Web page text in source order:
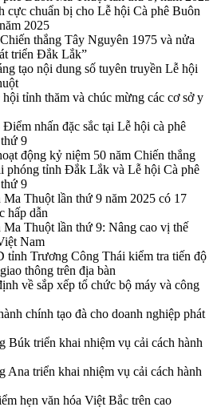
chuẩn bị cho Lễ hội Cà phê Buôn
2025
thắng Tây Nguyên 1975 và nửa
triển Đắk Lắk”
tạo nội dung số tuyên truyền Lễ hội
tỉnh thăm và chúc mừng các cơ sở y
nhấn đặc sắc tại Lễ hội cà phê
9
động kỷ niệm 50 năm Chiến thắng
phóng tỉnh Đắk Lắk và Lễ hội Cà phê
9
Thuột lần thứ 9 năm 2025 có 17
hấp dẫn
Thuột lần thứ 9: Nâng cao vị thế
Nam
tỉnh Trương Công Thái kiểm tra tiến độ
thông trên địa bàn
về sắp xếp tổ chức bộ máy và công
chính tạo đà cho doanh nghiệp phát
triển khai nhiệm vụ cải cách hành
triển khai nhiệm vụ cải cách hành
hẹn văn hóa Việt Bắc trên cao